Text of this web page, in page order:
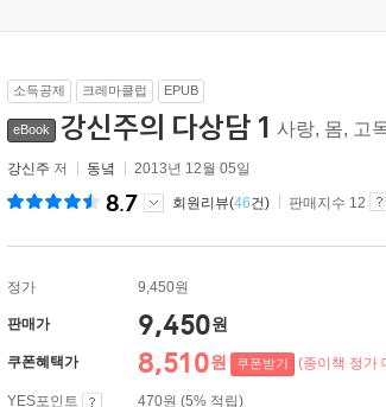
소득공제 크레마클럽 EPUB
eBook 강신주의 다상담 1 사랑, 몸, 고
강신주 저 동녘 2013년 12월 05일
8.7 회원리뷰(46건) 판매지수 12
정가 9,450원
판매가 9,450원
쿠폰혜택가 8,510원 쿠폰받기 (종이책 정가
YES포인트
470원 (5% 적립)